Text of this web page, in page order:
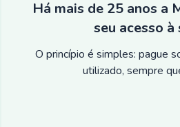
Há mais de 25 anos a
seu acesso à
O princípio é simples: pague
utilizado, sempre